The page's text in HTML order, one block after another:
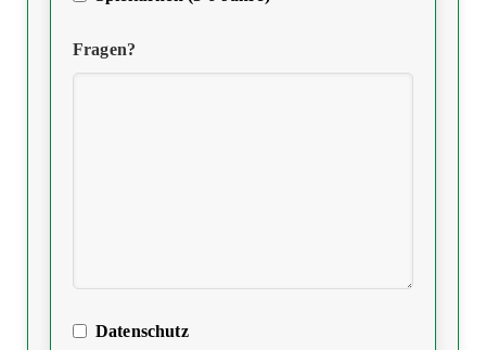
Fragen?
Datenschutz